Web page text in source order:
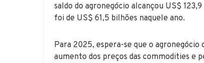
saldo do agronegócio alcançou US$
foi de US$ 61,5 bilhões naquele ano.
Para 2025, espera-se que o
aumento dos preços das commodities e